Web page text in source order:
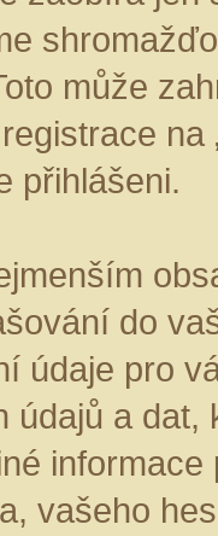
může
přihlášeni.
do
údaje pro
údajů a
informace
vašeho